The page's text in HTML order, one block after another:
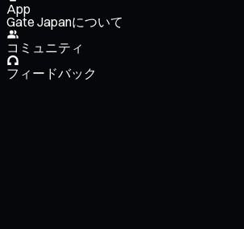
App
Gate Japanについて
コミュニティ
フィードバック